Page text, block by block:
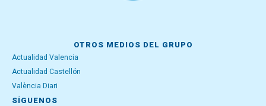
OTROS MEDIOS DEL GRUPO
Actualidad Valencia
Actualidad Castellón
València Diari
SÍGUENOS